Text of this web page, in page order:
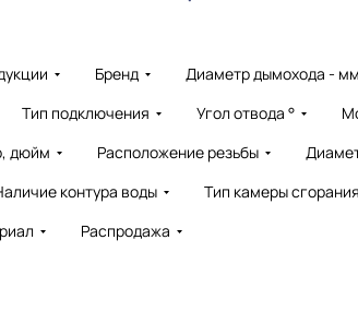
Бренд Диаметр дымохода - мм
Тип подключения Угол отвода °
дюйм Расположение резьбы
контура воды Тип камеры сгорания
Распродажа